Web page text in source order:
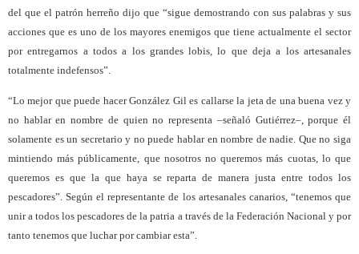
del que el patrón herreño dijo que “sigue demostrando con sus palabras y sus
acciones que es uno de los mayores enemigos que tiene actualmente el sector
por entregarnos a todos a los grandes lobis, lo que deja a los artesanales
totalmente indefensos”.
“Lo mejor que puede hacer González Gil es callarse la jeta de una buena vez y
no hablar en nombre de quien no representa –señaló Gutiérrez–, porque él
solamente es un secretario y no puede hablar en nombre de nadie. Que no siga
mintiendo más públicamente, que nosotros no queremos más cuotas, lo que
queremos es que la que haya se reparta de manera justa entre todos los
pescadores”. Según el representante de los artesanales canarios, “tenemos que
unir a todos los pescadores de la patria a través de la Federación Nacional y por
tanto tenemos que luchar por cambiar esta”.